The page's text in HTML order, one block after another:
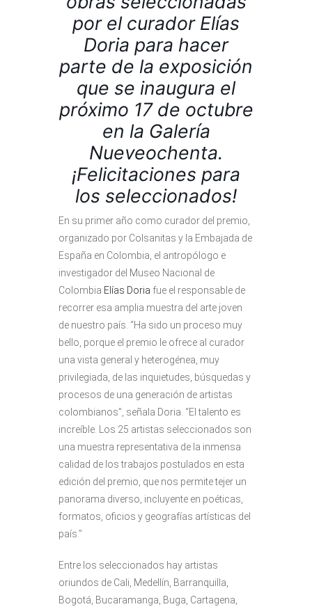
por el curador Elías
Doria para hacer
parte de la exposición
que se inaugura el
próximo 17 de octubre
en la Galería
Nueveochenta.
¡Felicitaciones para
los seleccionados!
En su primer año como curador del premio,
organizado por Colsanitas y la Embajada de
España en Colombia, el antropólogo e
investigador del Museo Nacional de
Colombia Elías Doria fue el responsable de
recorrer esa amplia muestra del arte joven
de nuestro país. “Ha sido un proceso muy
bello, porque el premio le ofrece al curador
una vista general y heterogénea, muy
privilegiada, de las inquietudes, búsquedas y
procesos de una generación de artistas
colombianos”, señala Doria. “El talento es
increíble. Los 25 artistas seleccionados son
una muestra representativa de la inmensa
calidad de los trabajos postulados en esta
edición del premio, que nos permite tejer un
panorama diverso, incluyente en poéticas,
formatos, oficios y geografías artísticas del
país.”
Entre los seleccionados hay artistas
oriundos de Cali, Medellín, Barranquilla,
Bogotá, Bucaramanga, Buga, Cartagena,